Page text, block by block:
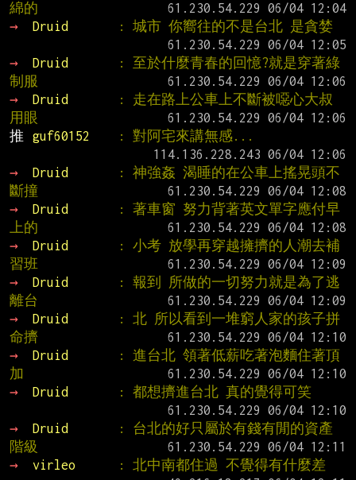
綿的
→
Druid
: 城市 你嚮往的不是台北 是貪婪
→
Druid
: 至於什麼青春的回憶?就是穿著綠
制服
→
Druid
: 走在路上公車上不斷被噁心大叔
用眼
推
guf60152
: 對阿宅來講無感...
→
Druid
: 神強姦 渴睡的在公車上搖晃頭不
斷撞
→
Druid
: 著車窗 努力背著英文單字應付早
上的
→
Druid
: 小考 放學再穿越擁擠的人潮去補
習班
→
Druid
: 報到 所做的一切努力就是為了逃
離台
→
Druid
: 北 所以看到一堆窮人家的孩子拼
命擠
→
Druid
: 進台北 領著低薪吃著泡麵住著頂
加
→
Druid
: 都想擠進台北 真的覺得可笑
→
Druid
: 台北的好只屬於有錢有閒的資產
階級
→
virleo
: 北中南都住過 不覺得有什麼差